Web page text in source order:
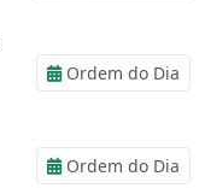
Ordem do Dia
Ordem do Dia